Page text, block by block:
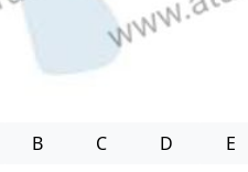
B C D E